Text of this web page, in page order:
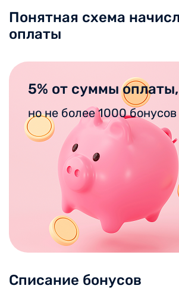
Понятная схема
оплаты
5% от суммы оплаты,
но не более 1000 бонусов
Списание бонусов